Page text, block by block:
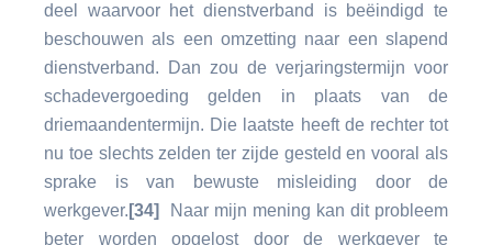
deel waarvoor het dienstverband is beëindigd te
beschouwen als een omzetting naar een slapend
dienstverband. Dan zou de verjaringstermijn voor
schadevergoeding gelden in plaats van de
driemaandentermijn. Die laatste heeft de rechter tot
nu toe slechts zelden ter zijde gesteld en vooral als
sprake is van bewuste misleiding door de
werkgever. [34]
Naar mijn mening kan dit probleem
beter worden opgelost door de werkgever te